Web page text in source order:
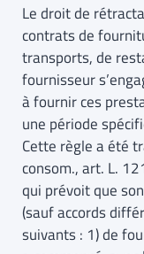
Le droit de
contrats de
transports, de
fournisseur
à fournir ces
une période
Cette règle a été
consom., art. L.
qui prévoit que
(sauf accords
suivants : 1) de